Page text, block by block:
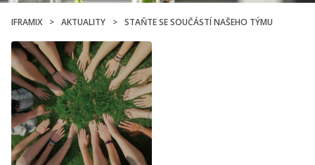
IFRAMIX > AKTUALITY > STAŇTE SE SOUČÁSTÍ NAŠEHO TÝMU